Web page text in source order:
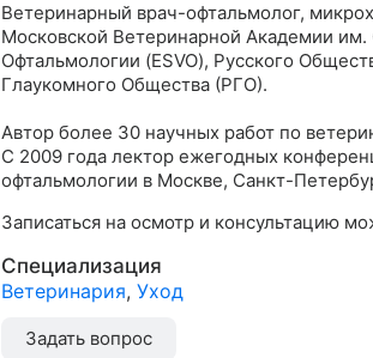
Ветеринарный врач-офтальмолог,
Московской Ветеринарной Академии
Офтальмологии (ESVO), Русского
Глаукомного Общества (РГО).
Автор более 30 научных работ по
С 2009 года лектор ежегодных
офтальмологии в Москве, Санкт-
Записаться на осмотр и консультацию
Специализация
Ветеринария, Уход
Задать вопрос